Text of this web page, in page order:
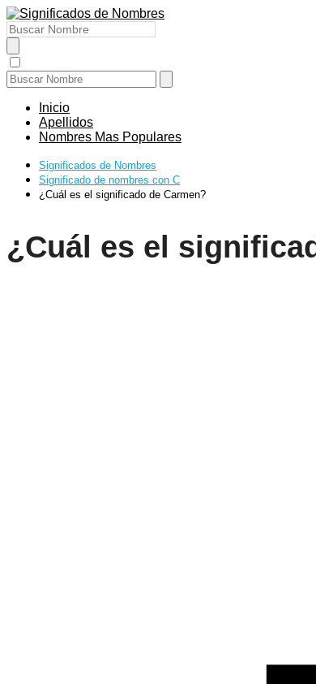
Inicio
Apellidos
Nombres Mas Populares
Significados de Nombres
Significado de nombres con C
¿Cuál es el significado de Carmen?
¿Cuál es el